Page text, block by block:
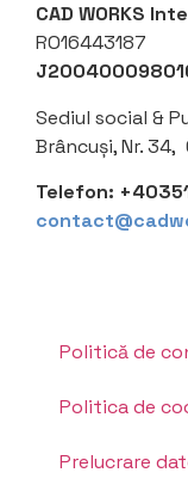
CAD WORKS
RO16443187
Sediul social &
Brâncuși, Nr. 34,
Telefon:
Politică de
Politica de
Prelucrare